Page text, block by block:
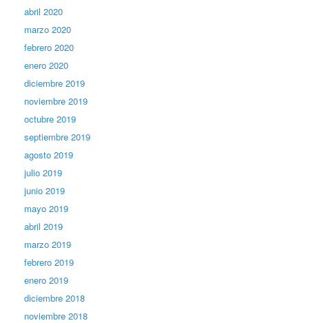
abril 2020
marzo 2020
febrero 2020
enero 2020
diciembre 2019
noviembre 2019
octubre 2019
septiembre 2019
agosto 2019
julio 2019
junio 2019
mayo 2019
abril 2019
marzo 2019
febrero 2019
enero 2019
diciembre 2018
noviembre 2018